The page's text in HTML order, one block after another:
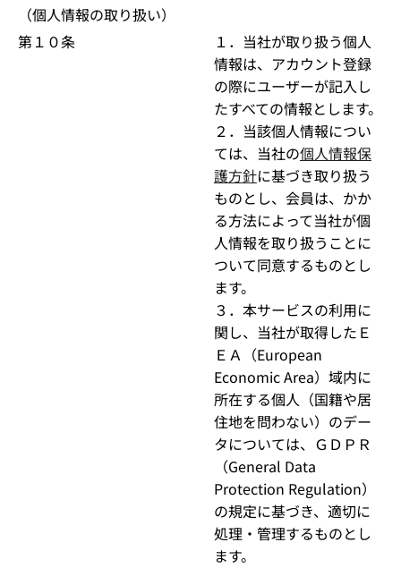
（個人情報の取り扱い）
第１０条
１．当社が取り扱う個人
情報は、アカウント登録
の際にユーザーが記入し
たすべての情報とします。
２．当該個人情報につい
ては、当社の個人情報保
護方針に基づき取り扱う
ものとし、会員は、かか
る方法によって当社が個
人情報を取り扱うことに
ついて同意するものとし
ます。
３．本サービスの利用に
関し、当社が取得したＥ
ＥＡ（European
Economic Area）域内に
所在する個人（国籍や居
住地を問わない）のデー
タについては、ＧＤＰＲ
（General Data
Protection Regulation）
の規定に基づき、適切に
処理・管理するものとし
ます。